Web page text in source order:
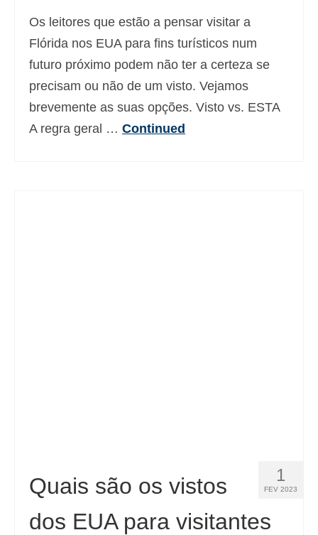
Os leitores que estão a pensar visitar a
Flórida nos EUA para fins turísticos num
futuro próximo podem não ter a certeza se
precisam ou não de um visto. Vejamos
brevemente as suas opções. Visto vs. ESTA
A regra geral … Continued
1
FEV 2023
Quais são os vistos
dos EUA para visitantes